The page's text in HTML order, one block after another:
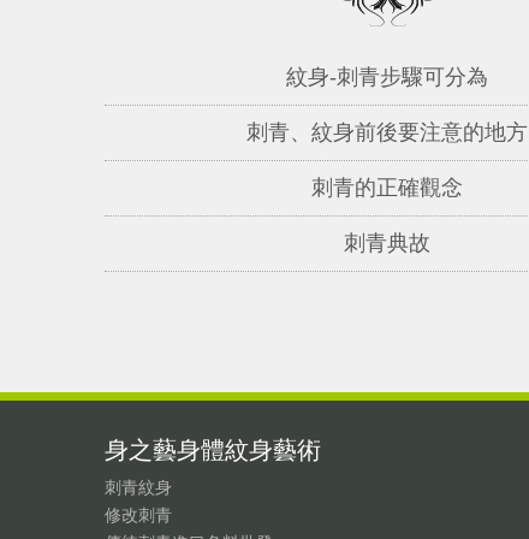
紋身-刺青步驟可分為
刺青、紋身前後要注意的地方
刺青的正確觀念
刺青典故
身之藝身體紋身藝術
刺青紋身
修改刺青